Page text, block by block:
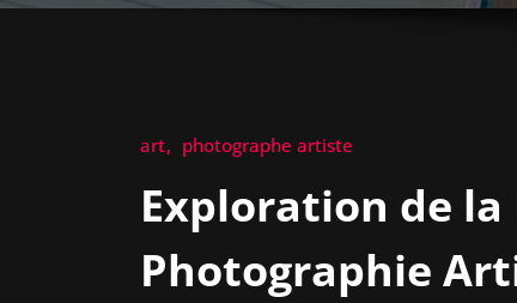
art photographe artiste
Exploration de
Photographie